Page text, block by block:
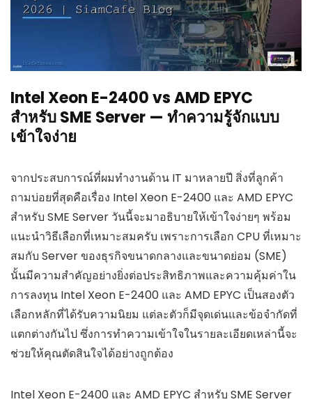
Intel Xeon E-2400 vs AMD EPYC
สำหรับ SME Server — ทำความรู้จักแบบ
เข้าใจง่าย
จากประสบการณ์ที่ผมทำงานด้าน IT มาหลายปี สิ่งที่ลูกค้า
ถามบ่อยที่สุดคือเรื่อง Intel Xeon E-2400 และ AMD EPYC
สำหรับ SME Server วันนี้จะมาอธิบายให้เข้าใจง่ายๆ พร้อม
แนะนำวิธีเลือกที่เหมาะสมครับ เพราะการเลือก CPU ที่เหมาะ
สมกับ Server ของธุรกิจขนาดกลางและขนาดย่อม (SME)
นั้นมีความสำคัญอย่างยิ่งต่อประสิทธิภาพและความคุ้มค่าใน
การลงทุน Intel Xeon E-2400 และ AMD EPYC เป็นสองตัว
เลือกหลักที่ได้รับความนิยม แต่ละตัวก็มีจุดเด่นและข้อจำกัดที่
แตกต่างกันไป ซึ่งการทำความเข้าใจในรายละเอียดเหล่านี้จะ
ช่วยให้คุณตัดสินใจได้อย่างถูกต้อง
Intel Xeon E-2400 และ AMD EPYC สำหรับ SME Server